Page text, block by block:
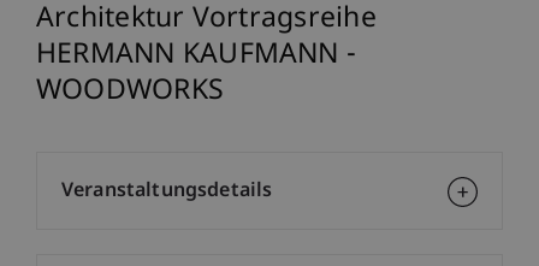
Architektur Vortragsreihe
HERMANN KAUFMANN -
WOODWORKS
Veranstaltungsdetails